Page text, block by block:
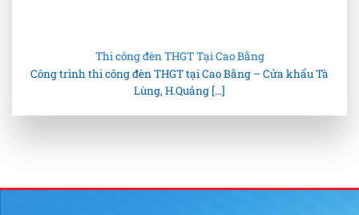
Thi công đèn THGT Tại Cao Bằng
Công trình thi công đèn THGT tại Cao Bằng – Cửa khẩu Tà
Lùng, H.Quảng [...]